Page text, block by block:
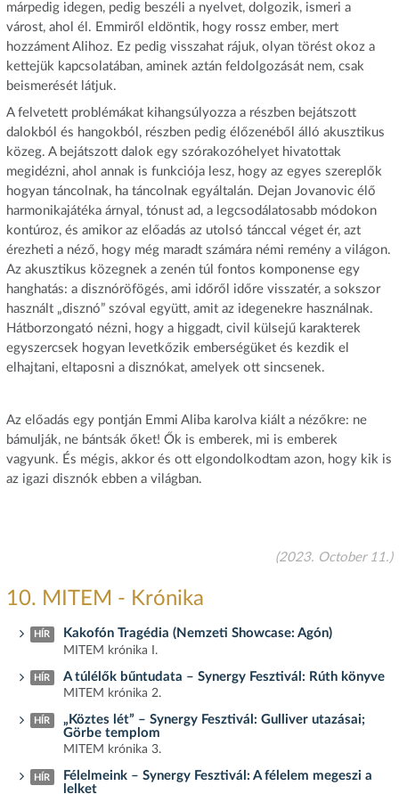
márpedig idegen, pedig beszéli a nyelvet, dolgozik, ismeri a
várost, ahol él. Emmiről eldöntik, hogy rossz ember, mert
hozzáment Alihoz. Ez pedig visszahat rájuk, olyan törést okoz a
kettejük kapcsolatában, aminek aztán feldolgozását nem, csak
beismerését látjuk.
A felvetett problémákat kihangsúlyozza a részben bejátszott
dalokból és hangokból, részben pedig élőzenéből álló akusztikus
közeg. A bejátszott dalok egy szórakozóhelyet hivatottak
megidézni, ahol annak is funkciója lesz, hogy az egyes szereplők
hogyan táncolnak, ha táncolnak egyáltalán. Dejan Jovanovic élő
harmonikajátéka árnyal, tónust ad, a legcsodálatosabb módokon
kontúroz, és amikor az előadás az utolsó tánccal véget ér, azt
érezheti a néző, hogy még maradt számára némi remény a világon.
Az akusztikus közegnek a zenén túl fontos komponense egy
hanghatás: a disznóröfögés, ami időről időre visszatér, a sokszor
használt „disznó” szóval együtt, amit az idegenekre használnak.
Hátborzongató nézni, hogy a higgadt, civil külsejű karakterek
egyszercsek hogyan levetkőzik emberségüket és kezdik el
elhajtani, eltaposni a disznókat, amelyek ott sincsenek.
Az előadás egy pontján Emmi Aliba karolva kiált a nézőkre: ne
bámulják, ne bántsák őket! Ők is emberek, mi is emberek
vagyunk. És mégis, akkor és ott elgondolkodtam azon, hogy kik is
az igazi disznók ebben a világban.
(2023. October 11.)
10. MITEM - Krónika
HÍR Kakofón Tragédia (Nemzeti Showcase: Agón)
MITEM krónika I.
HÍR A túlélők bűntudata – Synergy Fesztivál: Rúth könyve
MITEM krónika 2.
HÍR
„Köztes lét” – Synergy Fesztivál: Gulliver utazásai;
Görbe templom
MITEM krónika 3.
HÍR
Félelmeink – Synergy Fesztivál: A félelem megeszi a
lelket